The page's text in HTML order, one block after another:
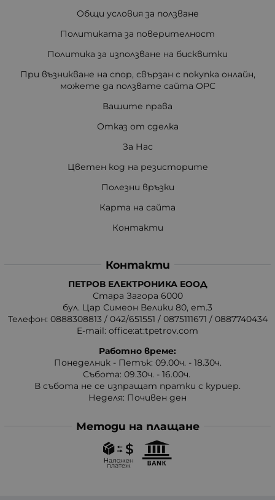
Общи условия за ползване
Политиката за поверителност
Политика за използване на бисквитки
При възникване на спор, свързан с покупка онлайн,
можете да ползвате сайта ОРС
Вашите права
Отказ от сделка
За Нас
Цветен код на резисторите
Полезни връзки
Карта на сайта
Контакти
Контакти
ПЕТРОВ ЕЛЕКТРОНИКА ЕООД
Стара Загора 6000
бул. Цар Симеон Велики 80, ет.3
Телефон: 0888308813 / 042/651551 / 0875111671 / 0887740434
E-mail: office:at:tpetrov.com
Работно време:
Понеделник - Петък: 09.00ч. - 18.30ч.
Събота: 09.30ч. - 16.00ч.
В събота не се изпращат пратки с куриер.
Неделя: Почивен ден
Методи на плащане